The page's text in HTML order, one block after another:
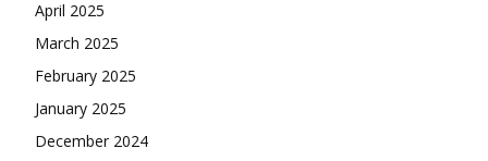
April 2025
March 2025
February 2025
January 2025
December 2024